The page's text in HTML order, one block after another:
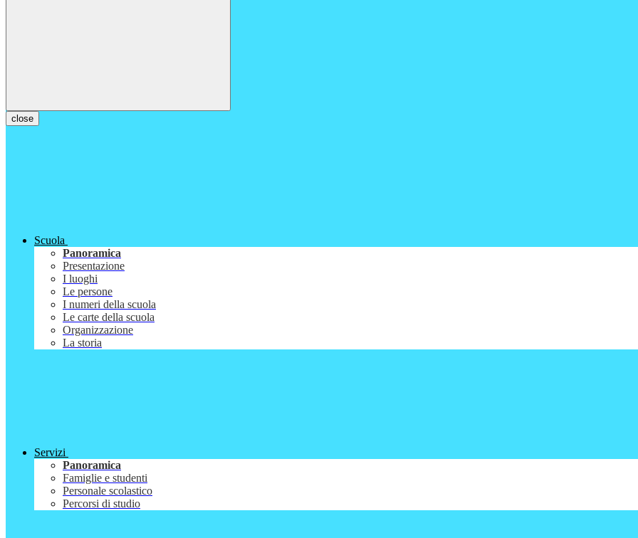
close
Scuola
Panoramica
Presentazione
I luoghi
Le persone
I numeri della scuola
Le carte della scuola
Organizzazione
La storia
Servizi
Panoramica
Famiglie e studenti
Personale scolastico
Percorsi di studio